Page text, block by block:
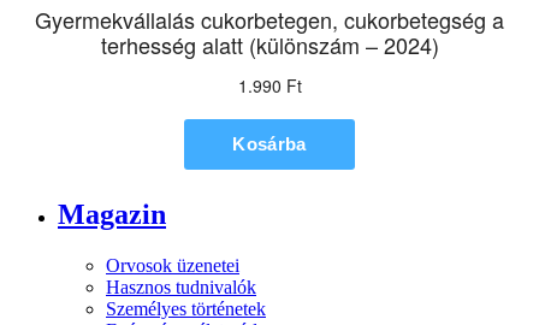
Magazin
Orvosok üzenetei
Hasznos tudnivalók
Személyes történetek